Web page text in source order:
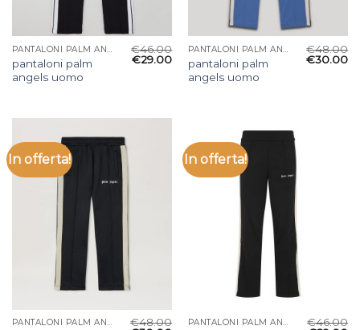
PANTALONI PALM ANGELS UOMO
pantaloni palm
angels uomo
€46.00
€29.00
PANTALONI PALM ANGELS UOMO
pantaloni palm
angels uomo
€48.00
€30.00
In offerta!
PANTALONI PALM ANGELS UOMO €48.00
In offerta!
PANTALONI PALM ANGELS UOMO €46.00